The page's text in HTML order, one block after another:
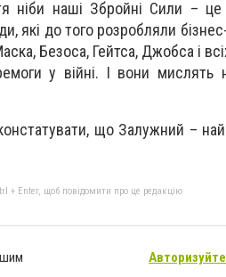
ніби наші Збройні Сили –
які до того розробляли
Безоса, Гейтса, Джобса і
у війні. І вони мислять
що Залужний –
+ Enter, щоб повідомити про це редакцію